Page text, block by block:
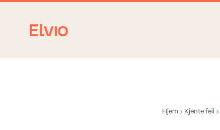
Hjem Kjente feil